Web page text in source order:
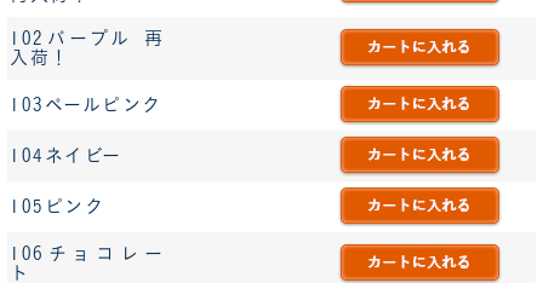
102パープル 再
入荷！
103ペールピンク
104ネイビー
105ピンク
106チョコレー
ト